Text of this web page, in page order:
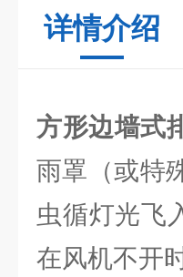
详情介绍
方形边墙式
雨罩（或特
虫循灯光飞
在风机不开